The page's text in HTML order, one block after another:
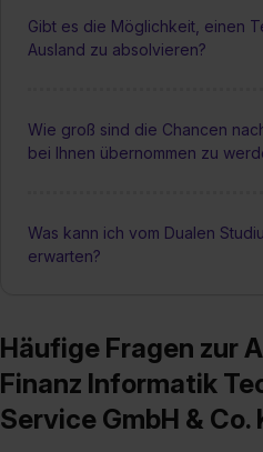
Gibt es die Möglichkeit, einen
Ausland zu absolvieren?
Wie groß sind die Chancen
bei Ihnen übernommen zu
Was kann ich vom Dualen
erwarten?
Häufige Fragen zur
Finanz Informatik
Service GmbH & Co.